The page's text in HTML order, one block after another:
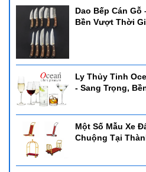
Dao Bếp Cán Gỗ
Bền Vượt Thời
Ly Thủy Tinh
- Sang Trọng,
Một Số Mẫu Xe
Chuộng Tại